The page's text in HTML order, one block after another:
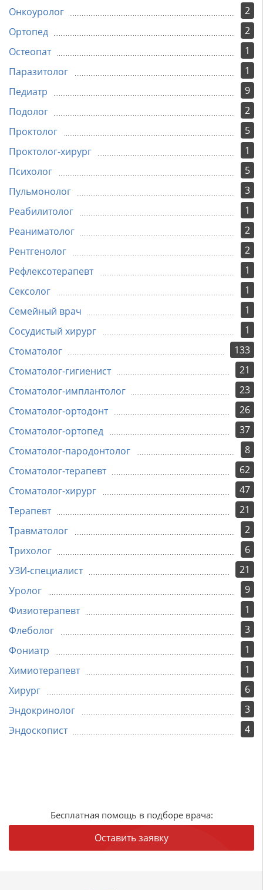
2
Онкоуролог
2
Ортопед
1
Остеопат
1
Паразитолог
9
Педиатр
2
Подолог
5
Проктолог
1
Проктолог-хирург
5
Психолог
3
Пульмонолог
1
Реабилитолог
2
Реаниматолог
2
Рентгенолог
1
Рефлексотерапевт
1
Сексолог
1
Семейный врач
1
Сосудистый хирург
133
Стоматолог
21
Стоматолог-гигиенист
23
Стоматолог-имплантолог
26
Стоматолог-ортодонт
37
Стоматолог-ортопед
8
Стоматолог-пародонтолог
62
Стоматолог-терапевт
47
Стоматолог-хирург
21
Терапевт
2
Травматолог
6
Трихолог
21
УЗИ-специалист
9
Уролог
1
Физиотерапевт
3
Флеболог
1
Фониатр
1
Химиотерапевт
6
Хирург
3
Эндокринолог
4
Эндоскопист
Бесплатная помощь в подборе врача:
Оставить заявку